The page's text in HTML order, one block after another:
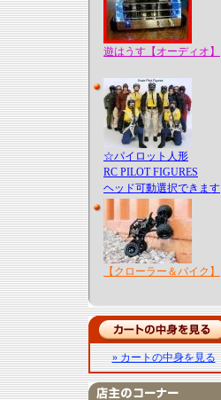
遊はうす【オーディオ】
☆パイロット人形
RC PILOT FIGURES
ヘッド可動選択できます
【クローラー＆バイク】
» カートの中身を見る